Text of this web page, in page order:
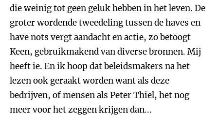
die weinig tot geen geluk hebben in het leven. De
groter wordende tweedeling tussen de haves en
have nots vergt aandacht en actie, zo betoogt
Keen, gebruikmakend van diverse bronnen. Mij
heeft ie. En ik hoop dat beleidsmakers na het
lezen ook geraakt worden want als deze
bedrijven, of mensen als Peter Thiel, het nog
meer voor het zeggen krijgen dan...